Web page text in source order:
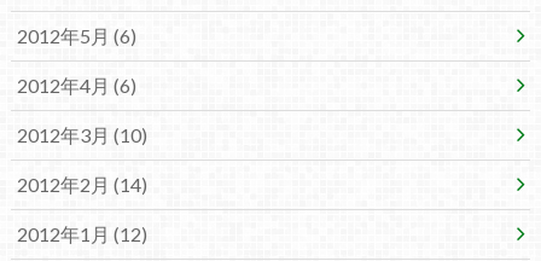
2012年5月 (6)
2012年4月 (6)
2012年3月 (10)
2012年2月 (14)
2012年1月 (12)